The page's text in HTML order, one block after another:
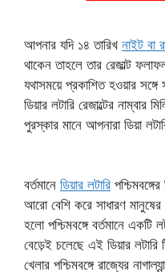
আপনার যদি ১৪ তারিখ নাইট বা
থাকেন তাহলে তার রেজাল্ট
যথাসময়ে প্রকাশিত হওয়ার সঙ্গে
ডিয়ার লটারি রেজাল্টের নাম্বার
পুরস্কার মানে আপনারা ডিয়া
বর্তমানে ডিয়ার লটারি
আরো বেশি করে সাধারণ
হলো পশ্চিমবঙ্গে বর্তমানে একটি
বেড়েই চলেছে এই ডিয়ার
খেলার পশ্চিমবঙ্গে রাজ্যের